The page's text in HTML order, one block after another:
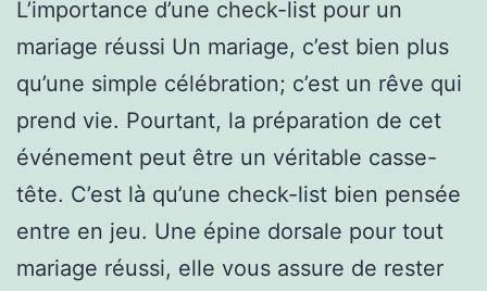
L’importance d’une check-list pour un
mariage réussi Un mariage, c’est bien plus
qu’une simple célébration; c’est un rêve qui
prend vie. Pourtant, la préparation de cet
événement peut être un véritable casse-
tête. C’est là qu’une check-list bien pensée
entre en jeu. Une épine dorsale pour tout
mariage réussi, elle vous assure de rester